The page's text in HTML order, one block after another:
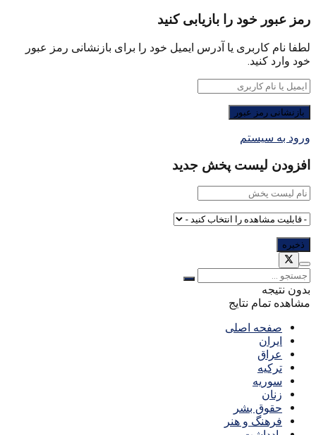
رمز عبور خود را بازیابی کنید
لطفا نام کاربری یا آدرس ایمیل خود را برای بازنشانی رمز عبور
خود وارد کنید.
ورود به سیستم
افزودن لیست پخش جدید
بدون نتیجه
مشاهده تمام نتایج
صفحه اصلی
ایران
عراق
ترکیه
سوریه
زنان
حقوق بشر
فرهنگ و هنر